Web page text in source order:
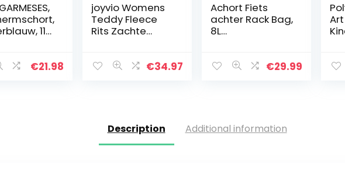
115
€21.98
joyvio Womens
Teddy Fleece
Rits Zachte
Open Front Vest
€34.97
Achort Fiets
achter Rack Bag,
8L
Fietsenrek €29.99
Description Additional information